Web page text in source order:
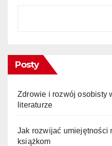
Posty
Zdrowie i rozwój osobisty
literaturze
Jak rozwijać umiejętności
książkom